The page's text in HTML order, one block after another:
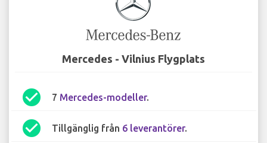
Mercedes - Vilnius Flygplats
check_circle 7 Mercedes-modeller.
check_circle Tillgänglig från 6 leverantörer.